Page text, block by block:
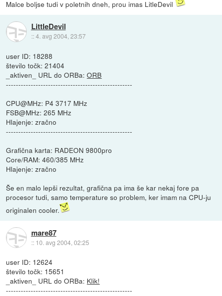
Malce boljse tudi v poletnih dneh, prou imas LitleDevil
LittleDevil
::4. avg 2004, 23:57
user ID: 18288
število točk: 21404
_aktiven_ URL do ORBa:ORB
---------------------------------------------------
CPU@MHz: P4 3717 MHz
FSB@MHz: 265 MHz
Hlajenje: zračno
---------------------------------------------------
Grafična karta: RADEON 9800pro
Core/RAM: 460/385 MHz
Hlajenje: zračno
Še en malo lepši rezultat, grafična pa ima še kar nekaj fore pa
procesor tudi, samo temperature so problem, ker imam na CPU-ju
originalen cooler.
mare87
:: 10. avg 2004, 02:25
user ID: 12624
število točk: 15651
_aktiven_ URL do ORBa: Klik!
---------------------------------------------------